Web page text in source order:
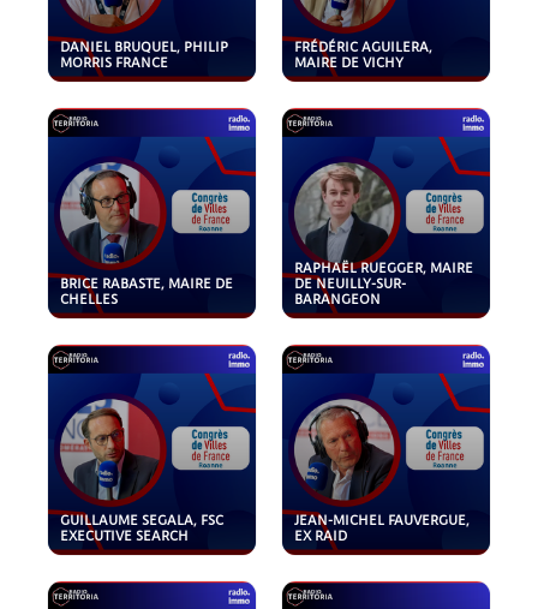
DANIEL BRUQUEL, PHILIP
MORRIS FRANCE
FRÉDÉRIC AGUILERA,
MAIRE DE VICHY
BRICE RABASTE, MAIRE DE
CHELLES
RAPHAËL RUEGGER, MAIRE
DE NEUILLY-SUR-
BARANGEON
GUILLAUME SEGALA, FSC
EXECUTIVE SEARCH
JEAN-MICHEL FAUVERGUE,
EX RAID